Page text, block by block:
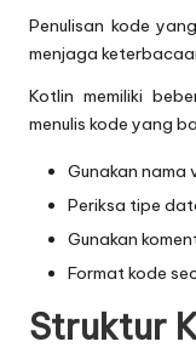
Penulisan kode
menjaga
Kotlin memiliki
menulis kode yang
Gunakan
Periksa tipe
Gunakan
Format kode
Struktur